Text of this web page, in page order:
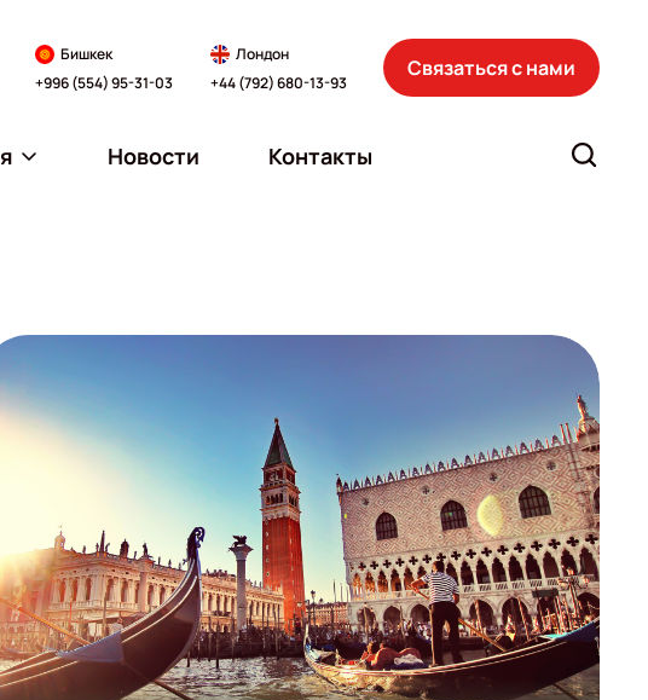
Бишкек
+996 (554) 95-31-03
Лондон
+44 (792) 680-13-93
Связаться с нами
Новости Контакты